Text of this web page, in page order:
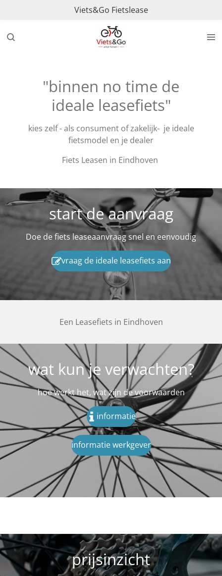
naar
Viets&Go Fietslease
"binnen no time de
ideale leasefiets"
kies zelf - als consument of zakelijk- je ideale
fietsmodel en je dealer
Fiets Leasen in Eindhoven
start de aanvraag
Doe de fiets leaseaanvraag snel en eenvoudig
vraag de ideale leasefiets aan
Een Leasefiets in Eindhoven
wat kun je verwachten?
hoe werkt het, wat zijn de voorwaarden
informatie
informatie werkgever
prijsinzicht